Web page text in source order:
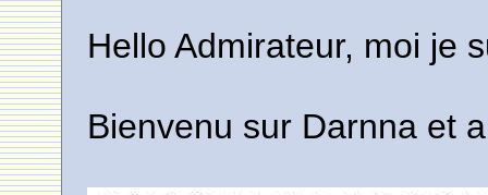
Hello Admirateur, moi je
Bienvenu sur Darnna et